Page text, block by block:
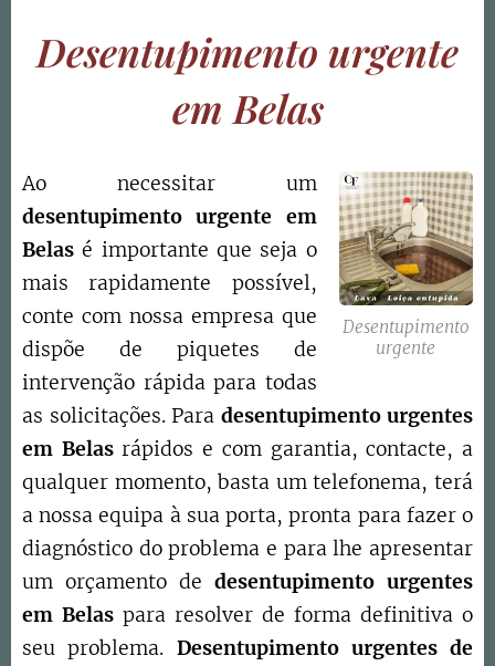
Desentupimento urgente
em Belas
Desentupimento
urgente
Ao necessitar um
desentupimento urgente em
Belas é importante que seja o
mais rapidamente possível,
conte com nossa empresa que
dispõe de piquetes de
intervenção rápida para todas
as solicitações. Para desentupimento urgentes
em Belasrápidos e com garantia, contacte, a
qualquer momento, basta um telefonema, terá
a nossa equipa à sua porta, pronta para fazer o
diagnóstico do problema e para lhe apresentar
um orçamento de desentupimento urgentes
em Belas para resolver de forma definitiva o
seu problema. Desentupimento urgentes de